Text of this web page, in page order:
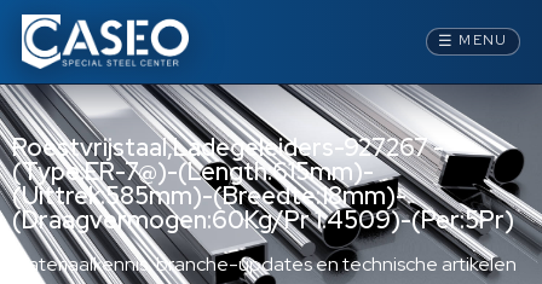
☰ MENU
Roestvrijstaal,Ladegeleiders-927267 -
(Type:ER-7@)-(Length:615mm)-
(Uittrek:585mm)-(Breedte:18mm)-
(Draagvermogen:60Kg/Pr 1.4509)-(Per:5Pr)
Materiaalkennis, branche-updates en technische artikelen